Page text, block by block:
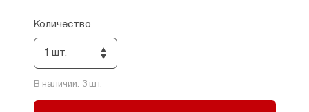
блины. Обо всём этом — в рассказах и сказках
Надежды Тэффи: «Кишмиш», «Чёртик в баночке»,
«Предпраздничное», «Приготовишка» и другие.
Иллюстрации современных художников
Количество
1 шт.
В наличии: 3шт.